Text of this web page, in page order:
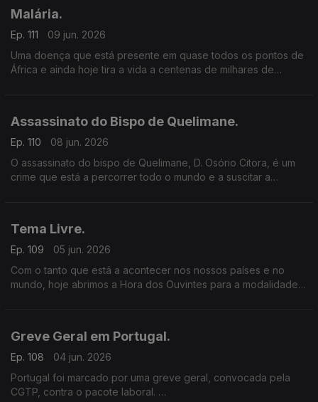
Malária.
Ep. 111
09 jun. 2026
Uma doença que está presente em quase todos os pontos de
África e ainda hoje tira a vida a centenas de milhares de
Assassinato do Bispo de Quelimane.
Ep. 110
08 jun. 2026
O assassinato do bispo de Quelimane, D. Osório Citora, é um
crime que está a percorrer todo o mundo e a suscitar a
Tema Livre.
Ep. 109
05 jun. 2026
Com o tanto que está a acontecer nos nossos países e no
mundo, hoje abrimos a Hora dos Ouvintes para a modalidade
Greve Geral em Portugal.
Ep. 108
04 jun. 2026
Portugal foi marcado por uma greve geral, convocada pela
CGTP, contra o pacote laboral.